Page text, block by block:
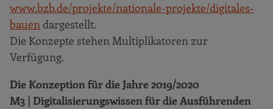
www.bzb.de/projekte/nationale-projekte/digitales-
bauen dargestellt.
Die Konzepte stehen Multiplikatoren zur
Verfügung.
Die Konzeption für die Jahre 2019/2020
M3 | Digitalisierungswissen für die Ausführenden